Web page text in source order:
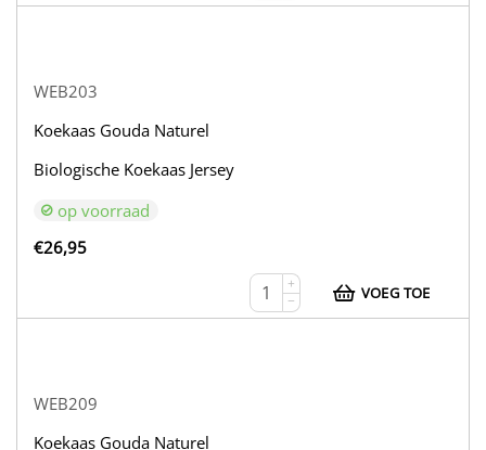
WEB203
Koekaas Gouda Naturel
Biologische Koekaas Jersey
op voorraad
€26,95
+
−
VOEG TOE
WEB209
Koekaas Gouda Naturel